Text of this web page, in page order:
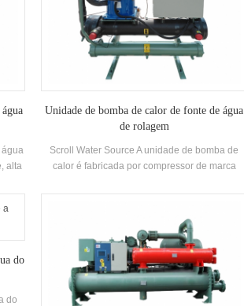
alta
2.
Unidade de bomba de calor de fonte de água
de rolagem
Scroll Water Source A unidade de bomba de
calor é fabricada por compressor de marca
equipado com pesquisa independente e
de calor espiral
do
do